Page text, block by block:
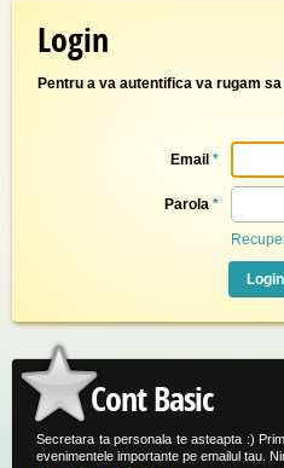
Login
Pentru a va autentifica va rugam
Email *
Parola *
Login
Cont Basic
Secretara ta personala te asteapta :)
evenimentele importante pe emailul tau.